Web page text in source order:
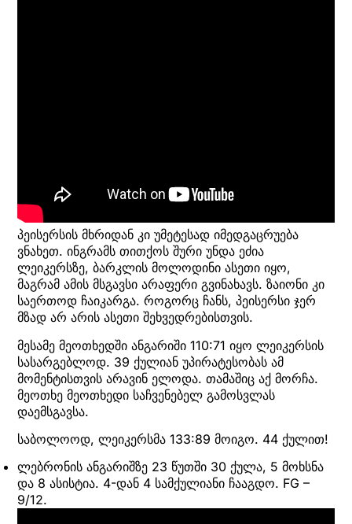
პეისერსის მხრიდან კი უმეტესად იმედგაცრუება
ვნახეთ. ინგრამს თითქოს შური უნდა ეძია
ლეიკერსზე, ბარკლის მოლოდინი ასეთი იყო,
მაგრამ ამის მსგავსი არაფერი გვინახავს. ზაიონი კი
საერთოდ ჩაიკარგა. როგორც ჩანს, პეისერსი ჯერ
მზად არ არის ასეთი შეხვედრებისთვის.
მესამე მეოთხედში ანგარიში 110:71 იყო ლეიკერსის
სასარგებლოდ. 39 ქულიან უპირატესობას ამ
მომენტისთვის არავინ ელოდა. თამაშიც აქ მორჩა.
მეოთხე მეოთხედი საჩვენებელ გამოსვლას
დაემსგავსა.
საბოლოოდ, ლეიკერსმა 133:89 მოიგო. 44 ქულით!
ლებრონის ანგარიშზე 23 წუთში 30 ქულა, 5 მოხსნა
და 8 ასისტია. 4-დან 4 სამქულიანი ჩააგდო. FG –
9/12.